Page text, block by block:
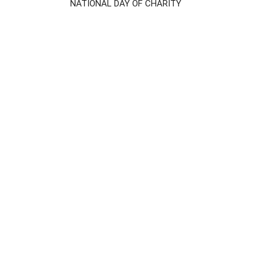
NATIONAL DAY OF CHARITY